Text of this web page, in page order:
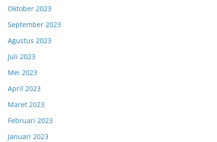
Oktober 2023
September 2023
Agustus 2023
Juli 2023
Mei 2023
April 2023
Maret 2023
Februari 2023
Januari 2023